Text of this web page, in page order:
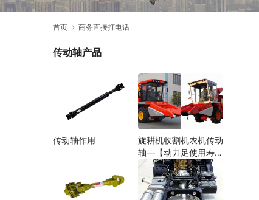
首页 商务直接打电话
传动轴产品
传动轴作用
旋耕机收割机农机传动
轴—【动力足使用寿命
久】